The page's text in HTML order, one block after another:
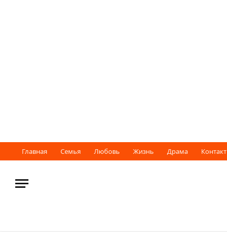
Главная Семья Любовь Жизнь Драма Контакт